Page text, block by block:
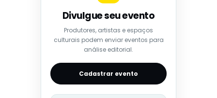
Divulgue seu evento
Produtores, artistas e espaços
culturais podem enviar eventos para
análise editorial.
Cadastrar evento